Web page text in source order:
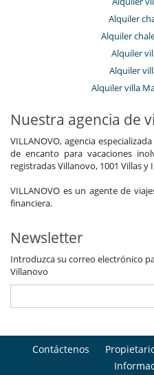
Alquiler
Alquiler
Alquiler
Alquiler
Alquiler villa
Nuestra agencia de
VILLANOVO, agencia
de encanto para vacaciones
registradas Villanovo, 1001 Villas y
VILLANOVO es un agente de
financiera.
Newsletter
Introduzca su correo electrónico
Villanovo
Contáctenos